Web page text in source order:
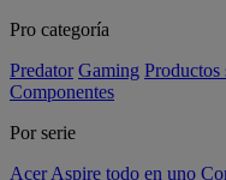
Pro categoría
Predator Gaming Productos
Componentes
Por serie
Acer Aspire todo en uno